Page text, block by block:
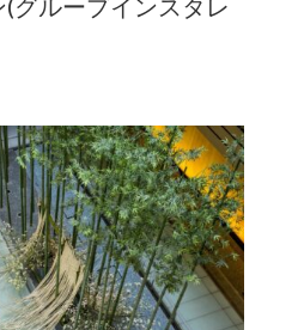
グループインスタレ